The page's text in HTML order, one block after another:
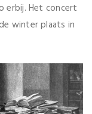
erbij. Het concert
winter plaats in